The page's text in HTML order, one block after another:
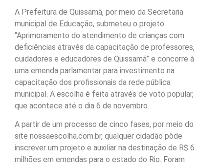
A Prefeitura de Quissamã, por meio da Secretaria
municipal de Educação, submeteu o projeto
“Aprimoramento do atendimento de crianças com
deficiências através da capacitação de professores,
cuidadores e educadores de Quissamã” e concorre à
uma emenda parlamentar para investimento na
capacitação dos profissionais da rede pública
municipal. A escolha é feita através de voto popular,
que acontece até o dia 6 de novembro.
A partir de um processo de cinco fases, por meio do
site nossaescolha.com.br, qualquer cidadão pôde
inscrever um projeto e auxiliar na destinação de R$ 6
milhões em emendas para o estado do Rio. Foram